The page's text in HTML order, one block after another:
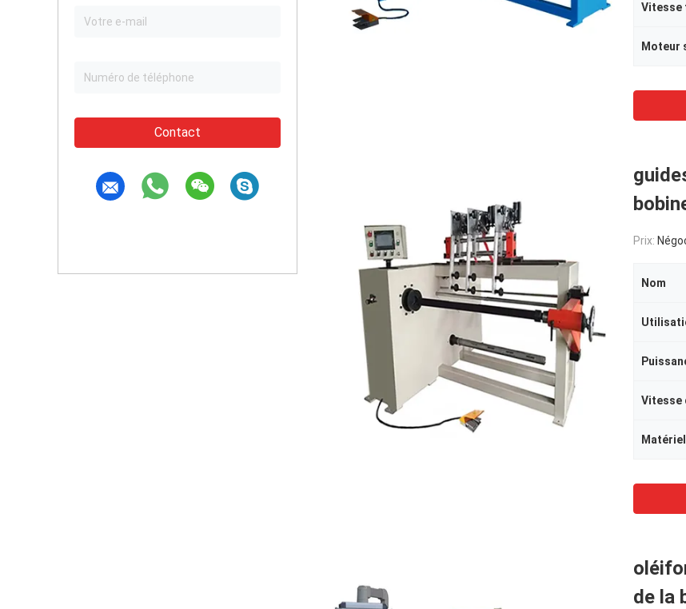
Contact
Vitesse
Moteur
Prix:
Nom
Vitesse
de la